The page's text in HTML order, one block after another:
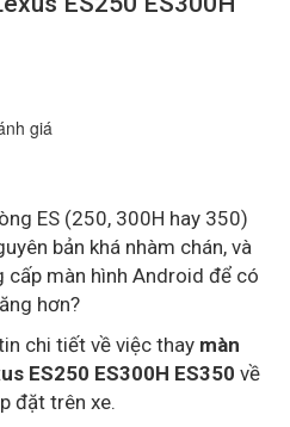
giá
ES (250, 300H hay 350)
bản khá nhàm chán, và
cấp màn hình Android để có
hơn?
chi tiết về việc thay màn
ES250 ES300H ES350 về
đặt trên xe.